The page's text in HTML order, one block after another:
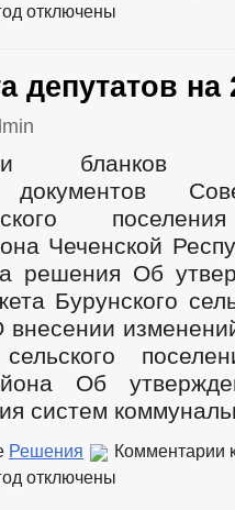
отключены
депутатов на
бланков
документов
Чеченской
решения Об
Бурунского
внесении
Об
систем
Решения Комментарии
отключены